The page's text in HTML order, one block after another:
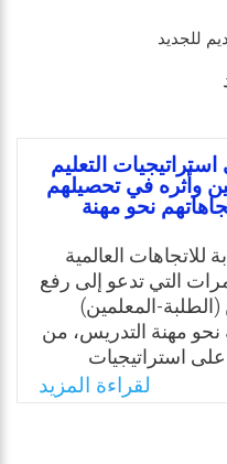
للجديد
التعليم
وأثره في تحصيلهم
نحو مهنة
للاتجاهات العالمية
التي تدعو إلى رفع
المعلمين)
نحو مهنة التدريس، من
استراتيجيات
بالحسبان خصائص
حيث يبين أهمية تنويع
لقراءة المزيد